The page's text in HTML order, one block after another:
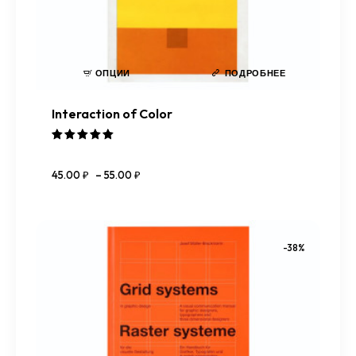
ОПЦИИ ПОДРОБНЕЕ
Interaction of Color
из 5
45.00₽ – 55.00₽
-38%